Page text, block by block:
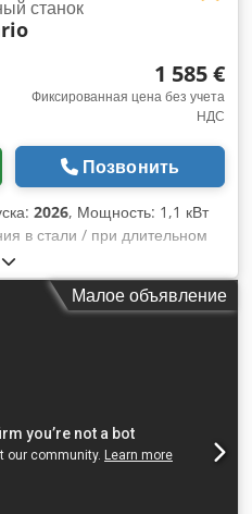
станок
1 585 €
Фиксированная цена без учета
НДС
Позвонить
2026, Мощность: 1,1 кВт
в стали / при длительном
Диапазон оборотов:
мин⁻¹ Крепление
D Aod Sja Ход сверла: 120
стола: 475 мм x 425
стола: 45° влево / 360°
Малое объявление